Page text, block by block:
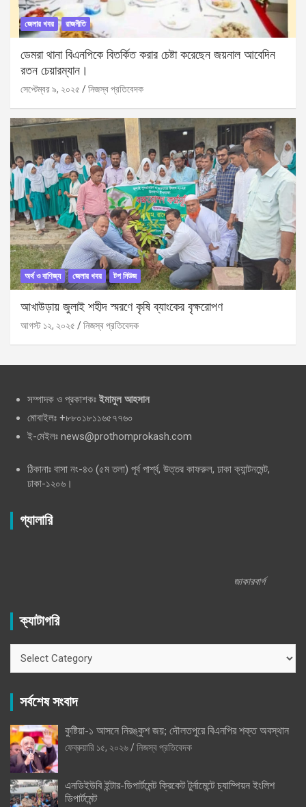
জেলার খবর রাজনীতি
ডেমরা থানা বিএনপিকে বিতর্কিত করার চেষ্টা করেছেন জয়নাল আবেদিন
রতন চেয়ারম্যান।
সেপ্টেম্বর ৯, ২০২৫ নিজস্ব প্রতিবেদক
অর্থ ও বাণিজ্য জেলার খবর টপ নিউজ
আখাউড়ায় জুলাই শহীদ স্মরণে কৃষি ব্যাংকের বৃক্ষরোপণ
আগস্ট ১২, ২০২৫ নিজস্ব প্রতিবেদক
সম্পাদক ও প্রকাশকঃ ইমামুল আহসান
মোবাইলঃ +৮৮০১৮১১৬৫৭৭৬০
ই-মেইলঃ news@prothomprokash.com
ঠিকানাঃ বাসা নং-৪৩ (৫ম তলা) পূর্ব পার্শ্ব, উত্তর কাফরুল, ঢাকা ক্যান্টনমেন্ট,
ঢাকা-১২০৬।
গ্যালারি
জাকারবার্গ
ক্যাটাগরি
সর্বশেষ সংবাদ
কুষ্টিয়া-১ আসনে নিরঙ্কুশ জয়; দৌলতপুরে বিএনপির শক্ত অবস্থান
ফেব্রুয়ারি ১৫, ২০২৬
নিজস্ব প্রতিবেদক
এনডিইউবি ইন্টার-ডিপার্টমেন্ট ক্রিকেট টুর্নামেন্টে চ্যাম্পিয়ন ইংলিশ
ডিপার্টমেন্ট